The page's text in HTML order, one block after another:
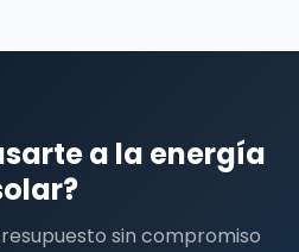
a la energía
sin compromiso